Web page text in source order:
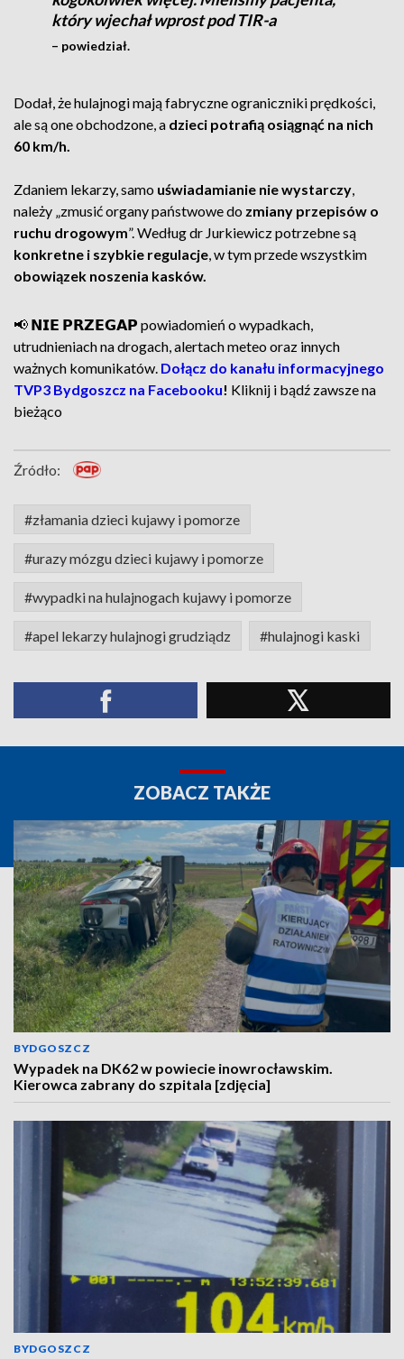
który wjechał wprost pod TIR-a
– powiedział.
Dodał, że hulajnogi mają fabryczne ograniczniki prędkości,
ale są one obchodzone, a dzieci potrafią osiągnąć na nich
60 km/h.
Zdaniem lekarzy, samo uświadamianie nie wystarczy,
należy „zmusić organy państwowe do zmiany przepisów o
ruchu drogowym”. Według dr Jurkiewicz potrzebne są
konkretne i szybkie regulacje, w tym przede wszystkim
obowiązek noszenia kasków.
📢 𝗡𝗜𝗘 𝗣𝗥𝗭𝗘𝗚𝗔𝗣 powiadomień o wypadkach,
utrudnieniach na drogach, alertach meteo oraz innych
ważnych komunikatów. Dołącz do kanału informacyjnego
TVP3 Bydgoszcz na Facebooku! Kliknij i bądź zawsze na
bieżąco
Źródło:
#złamania dzieci kujawy i pomorze
#urazy mózgu dzieci kujawy i pomorze
#wypadki na hulajnogach kujawy i pomorze
#apel lekarzy hulajnogi grudziądz #hulajnogi kaski
ZOBACZ TAKŻE
BYDGOSZCZ
Wypadek na DK62 w powiecie inowrocławskim.
Kierowca zabrany do szpitala [zdjęcia]
BYDGOSZCZ